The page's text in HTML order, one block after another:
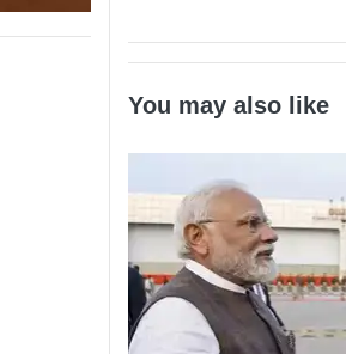
You may also like